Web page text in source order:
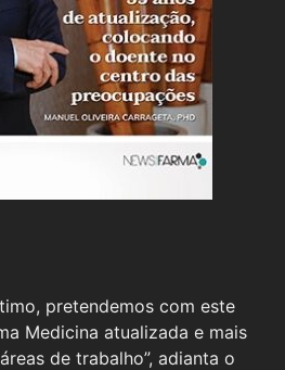
pretendemos com este
Medicina atualizada e mais
de trabalho”, adianta o